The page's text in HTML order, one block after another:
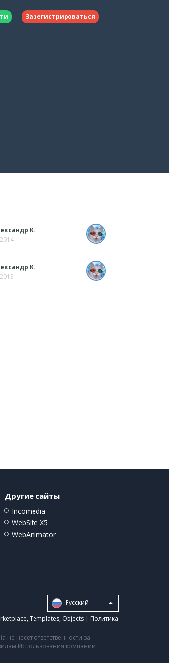
Зарегистрироваться
К.
К.
Другие сайты
Incomedia
WebSite X5
WebAnimator
Pусский
, Templates, Objects | Политика
несет ответственности за
Использования компании